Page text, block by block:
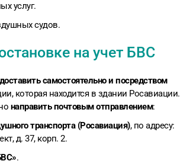
услуг.
судов.
на учет БВС
доставить самостоятельно и посредством
которая находится в здании Росавиации.
направить почтовым отправлением:
транспорта (Росавиация), по адресу:
д. 37, корп. 2.
.